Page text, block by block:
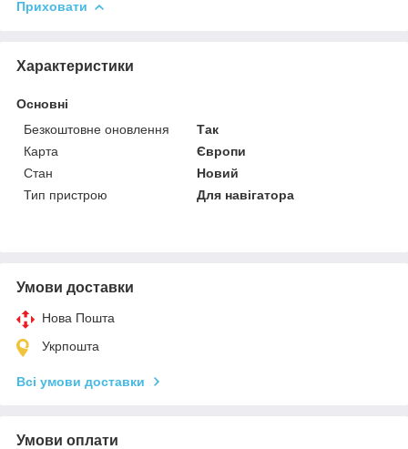
Приховати
Характеристики
Основні
Безкоштовне оновлення
Так
Карта
Європи
Стан
Новий
Тип пристрою
Для навігатора
Умови доставки
Нова Пошта
Укрпошта
Всі умови доставки
Умови оплати